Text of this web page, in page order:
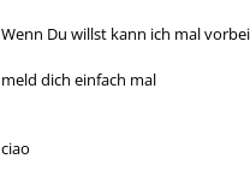
Wenn Du willst kann ich mal
meld dich einfach mal
ciao